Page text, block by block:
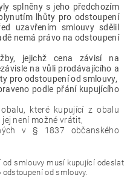
splněny s jeho předchozím
lhůty pro odstoupení
uzavřením smlouvy sdělil
nemá právo na odstoupení
jejichž cena závisí na
na vůli prodávajícího a
pro odstoupení od smlouvy,
podle přání kupujícího
které kupující z obalu
není možné vrátit,
v § 1837 občanského
od smlouvy musí kupující odeslat
od smlouvy.